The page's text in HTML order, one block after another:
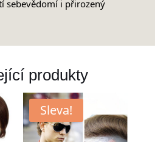
sebevědomí i přirozený
produkty
Sleva!